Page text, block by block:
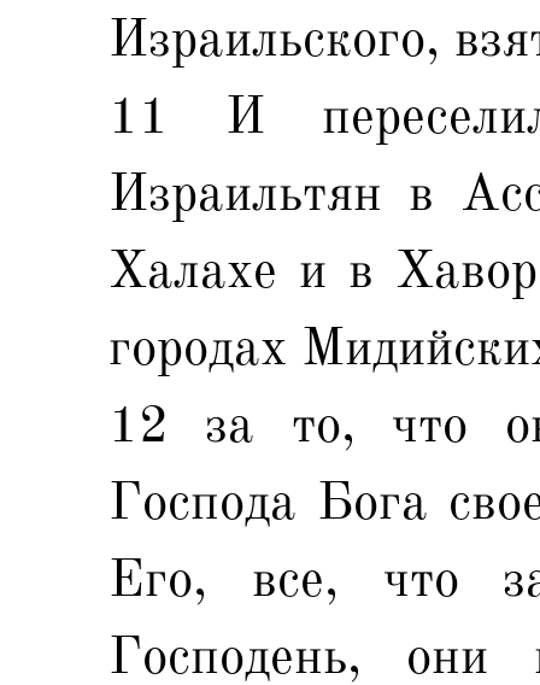
Израильского,
11 И
Израильтян в
Халахе и в
городах
12 за то, что
Господа Бога
Его, все, что
Господень,